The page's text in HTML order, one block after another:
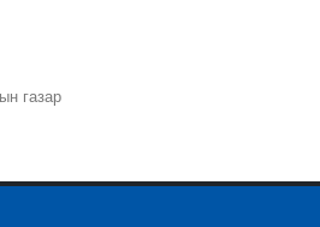
газар